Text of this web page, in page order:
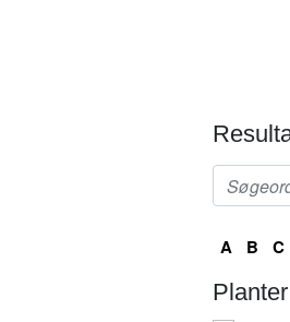
A B C